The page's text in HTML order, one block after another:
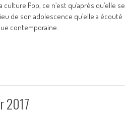
Pop, ce n’est qu’après qu’elle se
de son adolescence qu’elle a écouté
contemporaine.
2017